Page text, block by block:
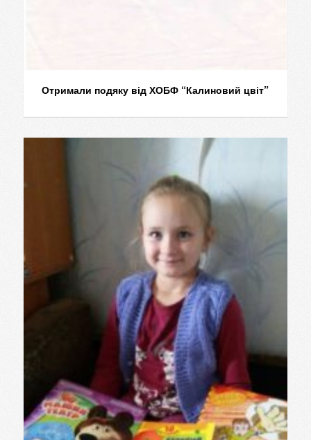
Отримали подяку від ХОБФ “Калиновий цвіт”